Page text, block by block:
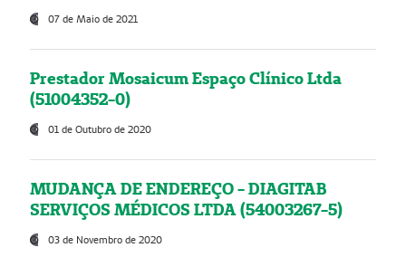
07 de Maio de 2021
Prestador Mosaicum Espaço Clínico Ltda
(51004352-0)
01 de Outubro de 2020
MUDANÇA DE ENDEREÇO - DIAGITAB
SERVIÇOS MÉDICOS LTDA (54003267-5)
03 de Novembro de 2020